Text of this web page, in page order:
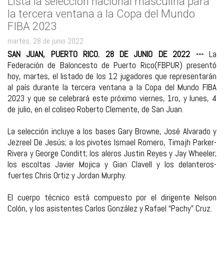
la tercera ventana a la Copa del Mundo
FIBA 2023
martes, 28 de junio 2022
SAN JUAN, PUERTO RICO. 28 DE JUNIO DE 2022 ---La
Federación de Baloncesto de Puerto Rico(FBPUR) presentó
hoy, martes, el listado de los 12 jugadores que representarán
al país durante la tercera ventana a la Copa del Mundo FIBA
2023 y que se celebrará este próximo viernes, 1ro, y lunes, 4
de julio, en el coliseo Roberto Clemente, de San Juan.
La selección incluye a los bases Gary Browne, José Alvarado y
Jezreel De Jesús; a los pivotes Ismael Romero, Timajh Parker-
Rivera y George Conditt; los aleros Justin Reyes y Jay Wheeler;
los escoltas Javier Mojica y Gian Clavell y los delanteros-
fuertes Chris Ortiz y Jordan Murphy.
El cuerpo técnico está compuesto por el dirigente Nelson
Colón, y los asistentes Carlos González y Rafael “Pachy” Cruz.